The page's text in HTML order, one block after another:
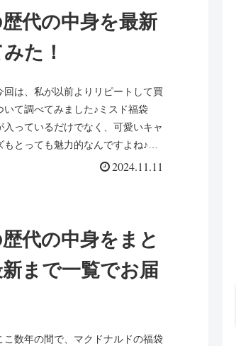
代の中身を最新
た！
は、私が以前よりリピートして買
いて調べてみました♪ミスド福袋
っているだけでなく、可愛いキャ
とっても魅力的なんですよね♪最
2024.11.11
代の中身をまと
まで一覧でお届
こ数年の間で、マクドナルドの福袋